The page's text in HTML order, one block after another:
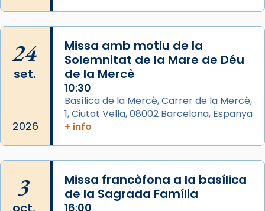
📸 Dr. G. Simón
Photo
View on Facebook ·
Arquebisbat de Barcelona
Memòria de les santes Juliana i
Semproniana, verges i màrtirs.
Acompanyant la història de sant Cugat, a
24
set.
2026
Missa amb motiu de la
Solemnitat de la Mare de Déu
de la Mercè
10:30
Basílica de la Mercè, Carrer de la Mercè,
1, Ciutat Vella, 08002 Barcelona, Espanya
+ info
3
Missa francòfona a la basílica
de la Sagrada Família
16:00